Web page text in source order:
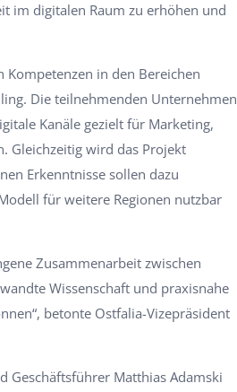
im digitalen Raum zu erhöhen und
Kompetenzen in den Bereichen
Die teilnehmenden Unternehmen
Kanäle gezielt für Marketing,
Gleichzeitig wird das Projekt
Erkenntnisse sollen dazu
für weitere Regionen nutzbar
Zusammenarbeit zwischen
Wissenschaft und praxisnahe
betonte Ostfalia-Vizepräsident
Geschäftsführer Matthias Adamski